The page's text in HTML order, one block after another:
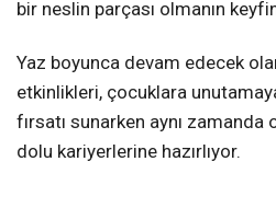
bir neslin parçası olmanın
Yaz boyunca devam edecek
etkinlikleri, çocuklara
fırsatı sunarken aynı zamanda
dolu kariyerlerine hazırlıyor.